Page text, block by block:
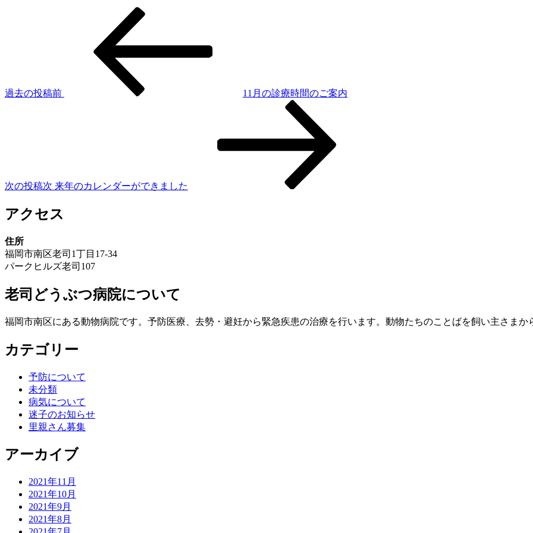
過去の投稿前 11月の診療時間のご案内
次の投稿次 来年のカレンダーができました
アクセス
住所
福岡市南区老司1丁目17-34
パークヒルズ老司107
老司どうぶつ病院について
福岡市南区にある動物病院です。予防医療、去勢・避妊から緊急疾患の治療を行います。動物たちのことばを飼い主さまか
カテゴリー
予防について
未分類
病気について
迷子のお知らせ
里親さん募集
アーカイブ
2021年11月
2021年10月
2021年9月
2021年8月